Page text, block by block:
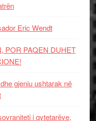
Eric Wendt
POR PAQEN DUHET
gjeniu ushtarak në
i qytetarëve,